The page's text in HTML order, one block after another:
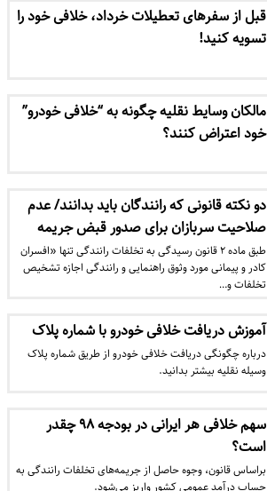
قبل از سفرهای تعطیلات خرداد، خلافی خود را
تسویه کنید!
مالکان وسایط نقلیه چگونه به “خلافی خودرو”
خود اعتراض کنند؟
دو نکته قانونی که رانندگان باید بدانند/ عدم
صلاحیت سربازان برای صدور قبض جریمه
طبق ماده ۲ قانون رسیدگی به تخلفات رانندگی تنها «افسران
کادر و پیمانی مورد وثوق راهنمایی و رانندگی اجازه تشخیص
تخلفات و…
آموزش دریافت خلافی خودرو با شماره پلاک
درباره چگونگی دریافت خلافی خودرو از طریق شماره پلاک
وسیله نقلیه بیشتر بدانید.
سهم خلافی هر ایرانی در بودجه ۹۸ چقدر
است؟
براساس قانون، وجوه حاصل از جریمه‌های تخلفات رانندگی به
حساب درآمد عمومی کشور واریز می‌شود.